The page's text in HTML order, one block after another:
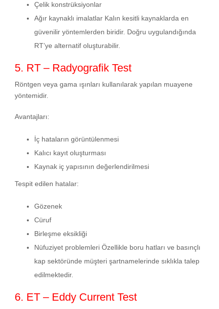
Çelik konstrüksiyonlar
Ağır kaynaklı imalatlar Kalın kesitli kaynaklarda en
güvenilir yöntemlerden biridir. Doğru uygulandığında
RT’ye alternatif oluşturabilir.
5. RT – Radyografik Test
Röntgen veya gama ışınları kullanılarak yapılan muayene
yöntemidir.
Avantajları:
İç hataların görüntülenmesi
Kalıcı kayıt oluşturması
Kaynak iç yapısının değerlendirilmesi
Tespit edilen hatalar:
Gözenek
Cüruf
Birleşme eksikliği
Nüfuziyet problemleri Özellikle boru hatları ve basınçlı
kap sektöründe müşteri şartnamelerinde sıklıkla talep
edilmektedir.
6. ET – Eddy Current Test